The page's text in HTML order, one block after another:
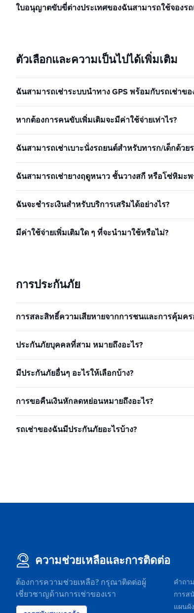
ใบอนุญาตขับขี่ต่างประเทศของฉันสามารถใช้จองรถ
ตัวเลือกและความเป็นไปได้เพิ่มเติม
ฉันสามารถเช่าระบบนำทาง GPS พร้อมกับรถเช่าข
หากต้องการคนขับเพิ่มเติมจะมีค่าใช้จ่ายเท่าไร?
ฉันสามารถเช่าเบาะนั่งรถยนต์สำหรับทารก/เด็กด้วย
ฉันสามารถเช่ายางฤดูหนาว ชั้นวางสกี หรือโซ่หิมะ
ฉันจะชำระเงินสำหรับบริการเสริมได้อย่างไร?
มีค่าใช้จ่ายเพิ่มเติมใด ๆ ที่จะนำมาใช้หรือไม่?
การประกันภัย
การสละสิทธิ์ความเสียหายจากการชนและการคุ้มคร
ประกันภัยบุคคลที่สาม หมายถึงอะไร?
มีประกันภัยอื่นๆ อะไรให้เลือกบ้าง?
การขอคืนเงินหักลดหย่อนหมายถึงอะไร?
รถเช่าของฉันมีประกันภัยอะไรบ้าง?
ความช่วยเหลือและการติดต่อ
ต้องการความช่วยเหลือ? กรุณาติดต่อผู้
เชี่ยวชาญด้านการเช่าของเรา
คำถา
การส
แผนผั